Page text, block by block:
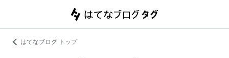
はてなブログ トップ